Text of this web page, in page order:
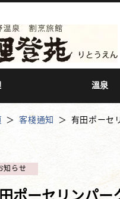
溫泉
客棧通知 有田ポーセ
知らせ